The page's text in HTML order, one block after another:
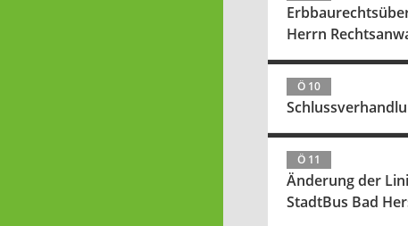
Herrn
Ö 10
Ö 11
Änderung der
StadtBus Bad